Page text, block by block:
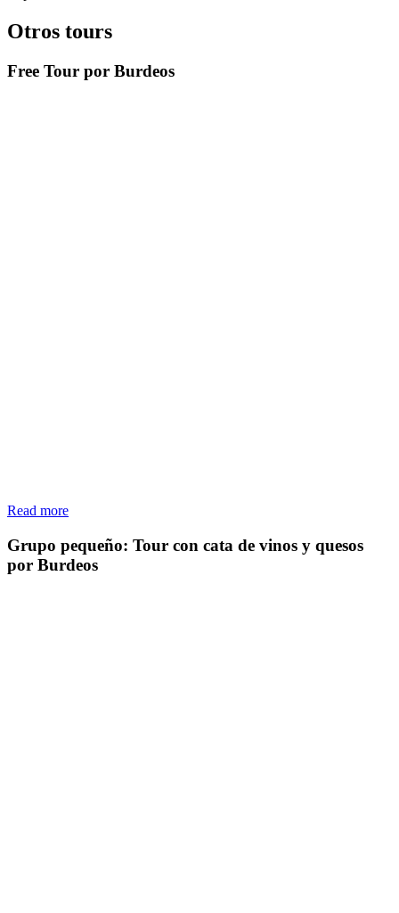
Otros tours
Free Tour por Burdeos
Read more
Grupo pequeño: Tour con cata de vinos y quesos
por Burdeos